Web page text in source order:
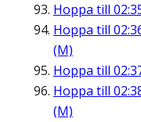
Hoppa till
Hoppa till
(M)
Hoppa till
Hoppa till
(M)